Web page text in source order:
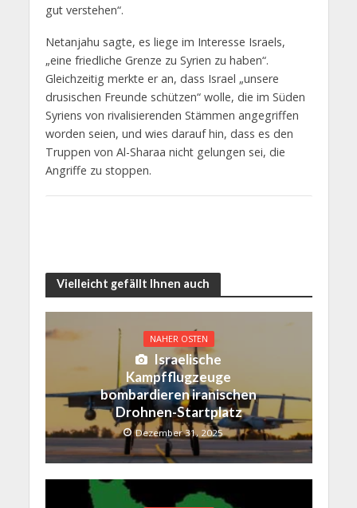
gut verstehen“.
Netanjahu sagte, es liege im Interesse Israels,
„eine friedliche Grenze zu Syrien zu haben“.
Gleichzeitig merkte er an, dass Israel „unsere
drusischen Freunde schützen“ wolle, die im Süden
Syriens von rivalisierenden Stämmen angegriffen
worden seien, und wies darauf hin, dass es den
Truppen von Al-Sharaa nicht gelungen sei, die
Angriffe zu stoppen.
Vielleicht gefällt Ihnen auch
NAHER OSTEN
Israelische
Kampfflugzeuge
bombardieren iranischen
Drohnen-Startplatz
Dezember 31, 2025